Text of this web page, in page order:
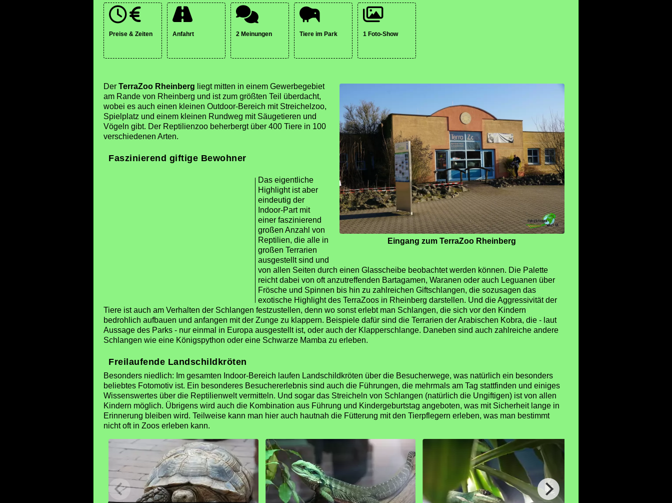
Preise & Zeiten Anfahrt 2 Meinungen Tiere im Park 1 Foto-Show
Eingang zum TerraZoo Rheinberg
Der TerraZoo Rheinberg liegt mitten in einem Gewerbegebiet
am Rande von Rheinberg und ist zum größten Teil überdacht,
wobei es auch einen kleinen Outdoor-Bereich mit Streichelzoo,
Spielplatz und einem kleinen Rundweg mit Säugetieren und
Vögeln gibt. Der Reptilienzoo beherbergt über 400 Tiere in 100
verschiedenen Arten.
Faszinierend giftige Bewohner
Das eigentliche
Highlight ist aber
eindeutig der
Indoor-Part mit
einer faszinierend
großen Anzahl von
Reptilien, die alle in
großen Terrarien
ausgestellt sind und
von allen Seiten durch einen Glasscheibe beobachtet werden können. Die Palette
reicht dabei von oft anzutreffenden Bartagamen, Waranen oder auch Leguanen über
Frösche und Spinnen bis hin zu zahlreichen Giftschlangen, die sozusagen das
exotische Highlight des TerraZoos in Rheinberg darstellen. Und die Aggressivität der
Tiere ist auch am Verhalten der Schlangen festzustellen, denn wo sonst erlebt man Schlangen, die sich vor den Kindern
bedrohlich aufbauen und anfangen mit der Zunge zu klappern. Beispiele dafür sind die Terrarien der Arabischen Kobra, die - laut
Aussage des Parks - nur einmal in Europa ausgestellt ist, oder auch der Klapperschlange. Daneben sind auch zahlreiche andere
Schlangen wie eine Königspython oder eine Schwarze Mamba zu erleben.
Freilaufende Landschildkröten
Besonders niedlich: Im gesamten Indoor-Bereich laufen Landschildkröten über die Besucherwege, was natürlich ein besonders
beliebtes Fotomotiv ist. Ein besonderes Besuchererlebnis sind auch die Führungen, die mehrmals am Tag stattfinden und einiges
Wissenswertes über die Reptilienwelt vermitteln. Und sogar das Streicheln von Schlangen (natürlich die Ungiftigen) ist von allen
Kindern möglich. Übrigens wird auch die Kombination aus Führung und Kindergeburtstag angeboten, was mit Sicherheit lange in
Erinnerung bleiben wird. Teilweise kann man hier auch hautnah die Fütterung mit den Tierpflegern erleben, was man bestimmt
nicht oft in Zoos erleben kann.